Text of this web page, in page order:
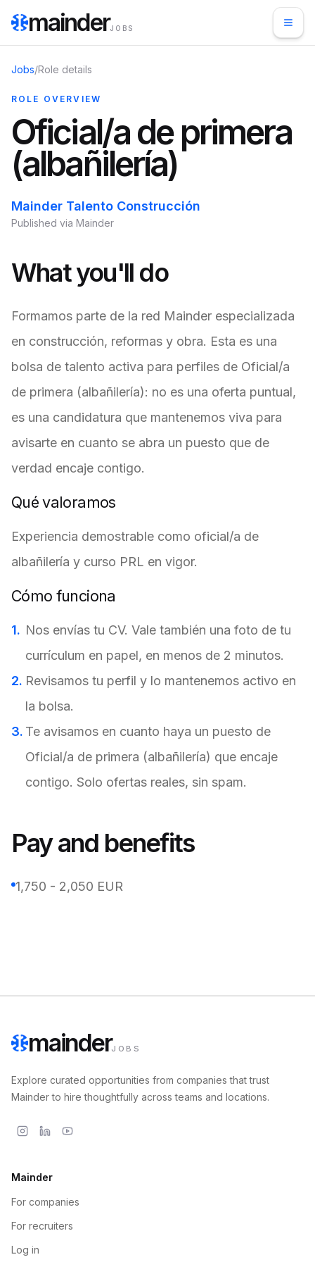
mainderJOBS
Jobs/Role details
ROLE OVERVIEW
Oficial/a de primera
(albañilería)
Mainder Talento Construcción
Published via Mainder
What you'll do
Formamos parte de la red Mainder especializada
en construcción, reformas y obra. Esta es una
bolsa de talento activa para perfiles de Oficial/a
de primera (albañilería): no es una oferta puntual,
es una candidatura que mantenemos viva para
avisarte en cuanto se abra un puesto que de
verdad encaje contigo.
Qué valoramos
Experiencia demostrable como oficial/a de
albañilería y curso PRL en vigor.
Cómo funciona
Nos envías tu CV. Vale también una foto de tu
currículum en papel, en menos de 2 minutos.
Revisamos tu perfil y lo mantenemos activo en
la bolsa.
Te avisamos en cuanto haya un puesto de
Oficial/a de primera (albañilería) que encaje
contigo. Solo ofertas reales, sin spam.
Pay and benefits
1,750 - 2,050 EUR
mainderJOBS
Explore curated opportunities from companies that trust
Mainder to hire thoughtfully across teams and locations.
Mainder
For companies
For recruiters
Log in